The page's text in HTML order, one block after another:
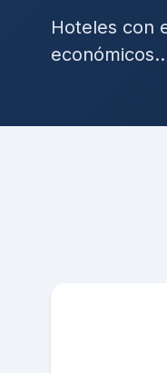
Hoteles con